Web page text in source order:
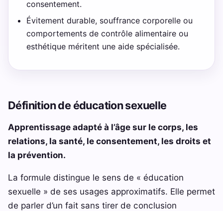
consentement.
Évitement durable, souffrance corporelle ou
comportements de contrôle alimentaire ou
esthétique méritent une aide spécialisée.
Définition de éducation sexuelle
Apprentissage adapté à l’âge sur le corps, les
relations, la santé, le consentement, les droits et
la prévention.
La formule distingue le sens de « éducation
sexuelle » de ses usages approximatifs. Elle permet
de parler d’un fait sans tirer de conclusion